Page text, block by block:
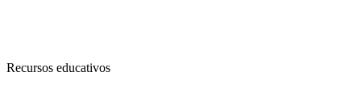
Recursos educativos